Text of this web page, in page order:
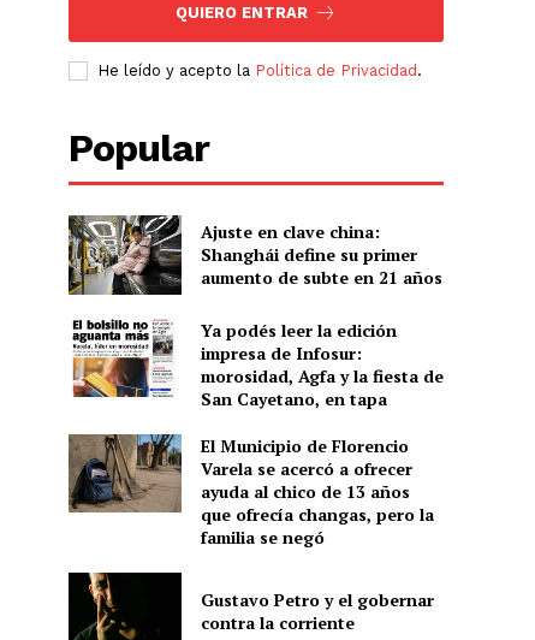
QUIERO ENTRAR
He leído y acepto la Política de Privacidad .
Popular
Ajuste en clave china:
Shanghái define su primer
aumento de subte en 21 años
Ya podés leer la edición
impresa de Infosur:
morosidad, Agfa y la fiesta de
San Cayetano, en tapa
El Municipio de Florencio
Varela se acercó a ofrecer
ayuda al chico de 13 años
que ofrecía changas, pero la
familia se negó
Gustavo Petro y el gobernar
contra la corriente